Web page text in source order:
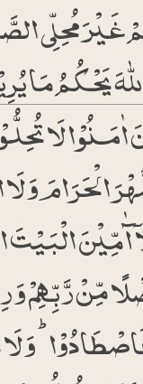
مُحِلِّی
یَحۡکُمُ مَا
اٰمَنُوۡا لَا
الۡحَرَامَ وَ
آٰمِّیۡنَ
مِّنۡ رَّبِّہِمۡ
وَ